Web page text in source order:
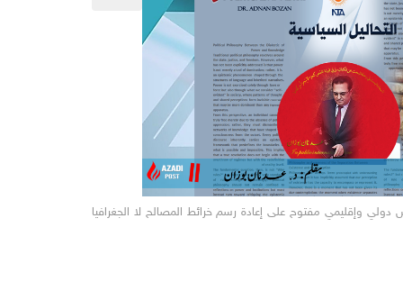
وإقليمي مفتوح على إعادة رسم خرائط المصالح لا الجغرافيا